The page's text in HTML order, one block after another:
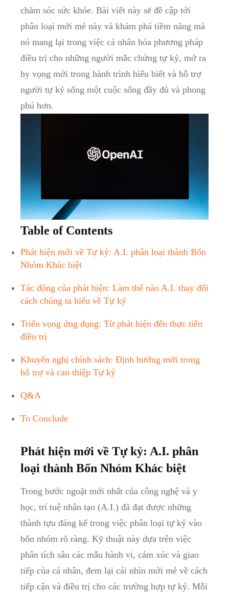
chăm ‍sóc sức khỏe. Bài ‍viết này sẽ đề ‍cập tới
phân loại ​mới mẻ này và khám phá tiềm năng ‌mà
nó mang lại trong việc cá nhân hóa phương pháp
điều trị cho những người mắc chứng tự‌ kỷ, mở⁢ ra
hy vọng mới ‍trong hành trình hiểu biết ⁢và hỗ trợ
người tự kỷ sống một cuộc ‌sống đầy đủ và phong
⁣phú ‌hơn.
Table ⁢of ‍Contents
Phát hiện mới về‍ Tự kỷ: ⁢A.I. phân loại thành Bốn
Nhóm Khác biệt
Tác động của phát‌ hiện: Làm thế nào A.I. ​thay đổi
cách chúng ta hiểu về Tự kỷ‌
Triển vọng ứng dụng: Từ phát hiện đến thực ‍tiễn
điều trị
Khuyến ⁢nghị chính sách: Định hướng ⁤mới trong
hỗ trợ và can thiệp Tự kỷ
Q&A
To Conclude
Phát hiện mới ⁣về Tự⁣ kỷ:⁤ A.I.⁣ phân
loại⁢ thành ⁢Bốn Nhóm Khác biệt
Trong bước ngoặt mới nhất của công nghệ và y⁤
học, trí tuệ nhân tạo (A.I.) đã đạt được những
⁣thành‌ tựu ​đáng ​kể trong việc phân loại tự kỷ vào
bốn nhóm⁣ rõ ràng. Kỹ thuật này dựa trên việc
phân tích sâu các mẫu hành ⁢vi, cảm ⁣xúc ⁢và giao
tiếp của cá ⁢nhân, đem lại⁣ cái nhìn mới ‍mẻ về cách
tiếp cận và‍ điều trị cho các trường ‍hợp tự kỷ. Mỗi